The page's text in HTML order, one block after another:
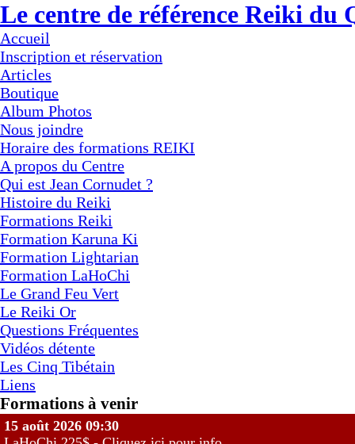
Le centre de référence Reiki du
Accueil
Inscription et réservation
Articles
Boutique
Album Photos
Nous joindre
Horaire des formations REIKI
A propos du Centre
Qui est Jean Cornudet ?
Histoire du Reiki
Formations Reiki
Formation Karuna Ki
Formation Lightarian
Formation LaHoChi
Le Grand Feu Vert
Le Reiki Or
Questions Fréquentes
Vidéos détente
Les Cinq Tibétain
Liens
Formations à venir
15 août 2026 09:30